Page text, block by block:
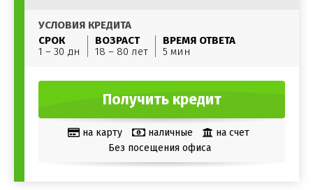
УСЛОВИЯ КРЕДИТА
СРОК
1 – 30 дн
ВОЗРАСТ
18 – 80 лет
ВРЕМЯ ОТВЕТА
5 мин
Получить кредит
на карту наличные
на счет
Без посещения офиса